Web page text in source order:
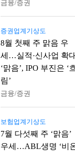
금융/증권
증권업계기상도
8월 첫째 주 맑음 우
세…실적·신사업 확대
‘맑음’, IPO 부진은 ‘
림’
금융/증권
보험업계기상도
7월 다섯째 주 ‘맑음’
우세…ABL생명 ‘비